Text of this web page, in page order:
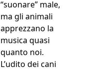
“suonare” male,
ma gli animali
apprezzano la
musica quasi
quanto noi.
L’udito dei cani